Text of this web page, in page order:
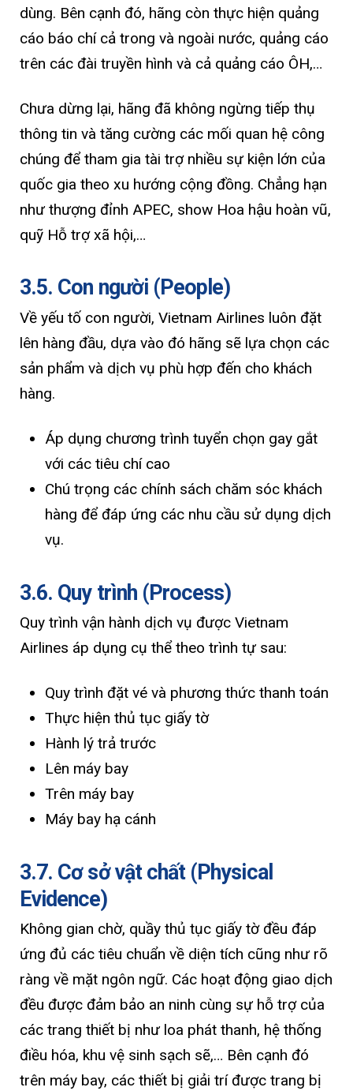
dùng. Bên cạnh đó, hãng còn thực hiện quảng
cáo báo chí cả trong và ngoài nước, quảng cáo
trên các đài truyền hình và cả quảng cáo ÔH,…
Chưa dừng lại, hãng đã không ngừng tiếp thụ
thông tin và tăng cường các mối quan hệ công
chúng để tham gia tài trợ nhiều sự kiện lớn của
quốc gia theo xu hướng cộng đồng. Chẳng hạn
như thượng đỉnh APEC, show Hoa hậu hoàn vũ,
quỹ Hỗ trợ xã hội,…
3.5. Con người (People)
Về yếu tố con người, Vietnam Airlines luôn đặt
lên hàng đầu, dựa vào đó hãng sẽ lựa chọn các
sản phẩm và dịch vụ phù hợp đến cho khách
hàng.
Áp dụng chương trình tuyển chọn gay gắt
với các tiêu chí cao
Chú trọng các chính sách chăm sóc khách
hàng để đáp ứng các nhu cầu sử dụng dịch
vụ.
3.6. Quy trình (Process)
Quy trình vận hành dịch vụ được Vietnam
Airlines áp dụng cụ thể theo trình tự sau:
Quy trình đặt vé và phương thức thanh toán
Thực hiện thủ tục giấy tờ
Hành lý trả trước
Lên máy bay
Trên máy bay
Máy bay hạ cánh
3.7. Cơ sở vật chất (Physical
Evidence)
Không gian chờ, quầy thủ tục giấy tờ đều đáp
ứng đủ các tiêu chuẩn về diện tích cũng như rõ
ràng về mặt ngôn ngữ. Các hoạt động giao dịch
đều được đảm bảo an ninh cùng sự hỗ trợ của
các trang thiết bị như loa phát thanh, hệ thống
điều hóa, khu vệ sinh sạch sẽ,… Bên cạnh đó
trên máy bay, các thiết bị giải trí được trang bị